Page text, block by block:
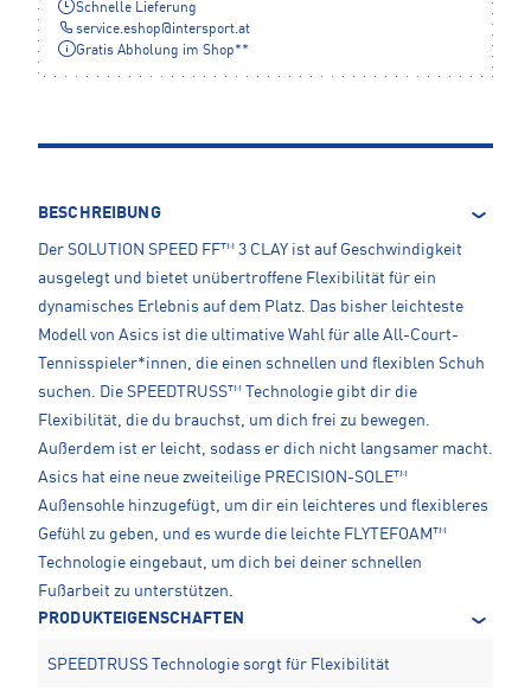
Schnelle Lieferung
service.eshop@intersport.at
Gratis Abholung im Shop**
BESCHREIBUNG
Der SOLUTION SPEED FF™ 3 CLAY ist auf Geschwindigkeit
ausgelegt und bietet unübertroffene Flexibilität für ein
dynamisches Erlebnis auf dem Platz. Das bisher leichteste
Modell von Asics ist die ultimative Wahl für alle All-Court-
Tennisspieler*innen, die einen schnellen und flexiblen Schuh
suchen. Die SPEEDTRUSS™ Technologie gibt dir die
Flexibilität, die du brauchst, um dich frei zu bewegen.
Außerdem ist er leicht, sodass er dich nicht langsamer macht.
Asics hat eine neue zweiteilige PRECISION-SOLE™
Außensohle hinzugefügt, um dir ein leichteres und flexibleres
Gefühl zu geben, und es wurde die leichte FLYTEFOAM™
Technologie eingebaut, um dich bei deiner schnellen
Fußarbeit zu unterstützen.
PRODUKTEIGENSCHAFTEN
SPEEDTRUSS Technologie sorgt für Flexibilität